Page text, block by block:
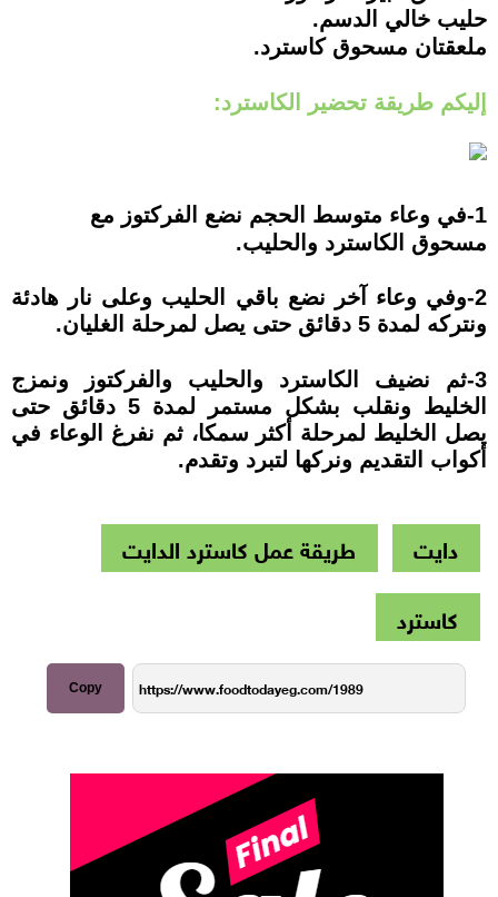
حليب خالي الدسم.
ملعقتان مسحوق كاسترد.
إليكم طريقة تحضير الكاسترد:
1-في وعاء متوسط الحجم نضع الفركتوز مع
مسحوق الكاسترد والحليب.
2-وفي وعاء آخر نضع باقي الحليب وعلى نار هادئة
ونتركه لمدة 5 دقائق حتى يصل لمرحلة الغليان.
3-ثم نضيف الكاسترد والحليب والفركتوز ونمزج
الخليط ونقلب بشكل مستمر لمدة 5 دقائق حتى
يصل الخليط لمرحلة أكثر سمكا، ثم نفرغ الوعاء في
أكواب التقديم ونركها لتبرد وتقدم.
دايت
طريقة عمل كاسترد الدايت
كاسترد
Copy